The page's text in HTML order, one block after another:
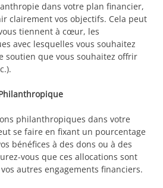
dans votre plan financier,
clairement vos objectifs. Cela peut
tiennent à cœur, les
avec lesquelles vous souhaitez
soutien que vous souhaitez offrir
philanthropiques dans votre
se faire en fixant un pourcentage
bénéfices à des dons ou à des
vous que ces allocations sont
autres engagements financiers.